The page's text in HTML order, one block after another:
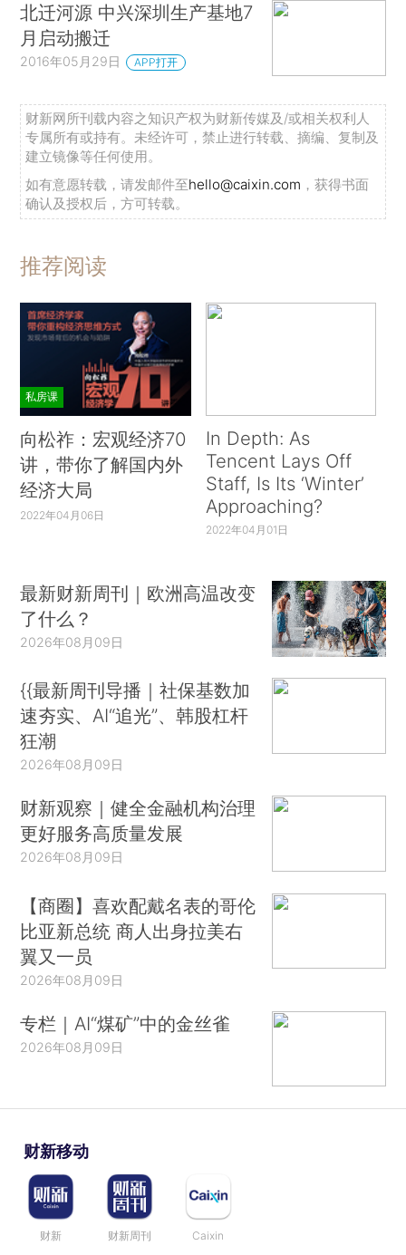
北迁河源 中兴深圳生产基地7
月启动搬迁
2016年05月29日 APP打开
财新网所刊载内容之知识产权为财新传媒及/或相关权利人
专属所有或持有。未经许可，禁止进行转载、摘编、复制及
建立镜像等任何使用。
如有意愿转载，请发邮件至hello@caixin.com ，获得书面
确认及授权后，方可转载。
推荐阅读
私房课
向松祚：宏观经济70
讲，带你了解国内外
经济大局
2022年04月06日
In Depth: As
Tencent Lays Off
Staff, Is Its ‘Winter’
Approaching?
2022年04月01日
最新财新周刊｜欧洲高温改变
了什么？
2026年08月09日
{{最新周刊导播｜社保基数加
速夯实、AI“追光”、韩股杠杆
狂潮
2026年08月09日
财新观察｜健全金融机构治理
更好服务高质量发展
2026年08月09日
【商圈】喜欢配戴名表的哥伦
比亚新总统 商人出身拉美右
翼又一员
2026年08月09日
专栏｜AI“煤矿”中的金丝雀
2026年08月09日
财新移动
财新 财新周刊 Caixin